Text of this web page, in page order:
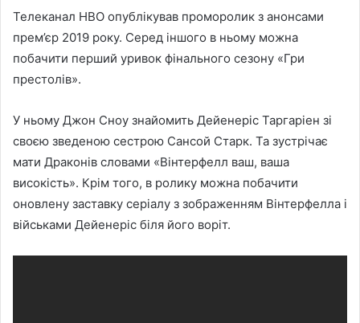
Телеканал HBO опублікував проморолик з анонсами
прем’єр 2019 року. Серед іншого в ньому можна
побачити перший уривок фінального сезону «Гри
престолів».
У ньому Джон Сноу знайомить Дейенеріс Таргаріен зі
своєю зведеною сестрою Сансой Старк. Та зустрічає
мати Драконів словами «Вінтерфелл ваш, ваша
високість». Крім того, в ролику можна побачити
оновлену заставку серіалу з зображенням Вінтерфелла і
військами Дейенеріс біля його воріт.